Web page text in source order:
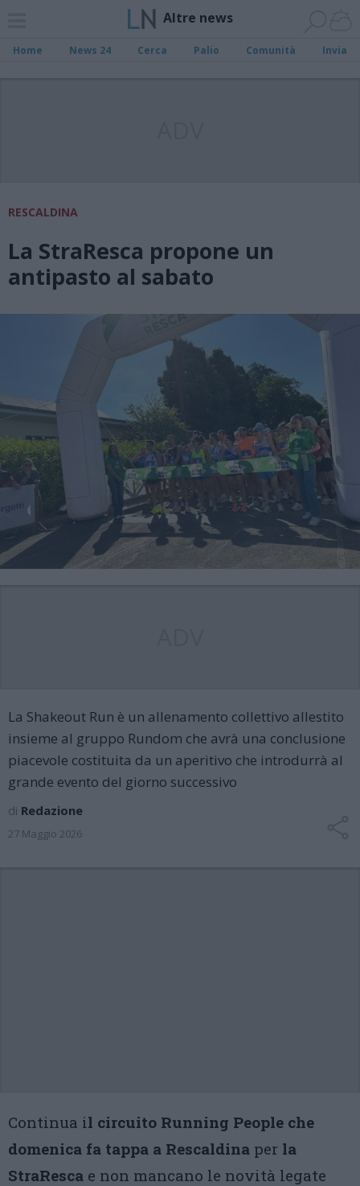
Altre news
Home News 24 Cerca Palio Comunità Invia
RESCALDINA
La StraResca propone un
antipasto al sabato
La Shakeout Run è un allenamento collettivo allestito
insieme al gruppo Rundom che avrà una conclusione
piacevole costituita da un aperitivo che introdurrà al
grande evento del giorno successivo
di Redazione
27 Maggio 2026
Continua il circuito Running People che
domenica fa tappa a Rescaldina per la
StraResca e non mancano le novità legate